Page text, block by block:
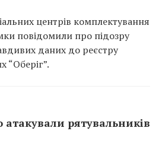
центрів комплектування
повідомили про підозру
даних до реєстру
“Оберіг”.
атакували рятувальників